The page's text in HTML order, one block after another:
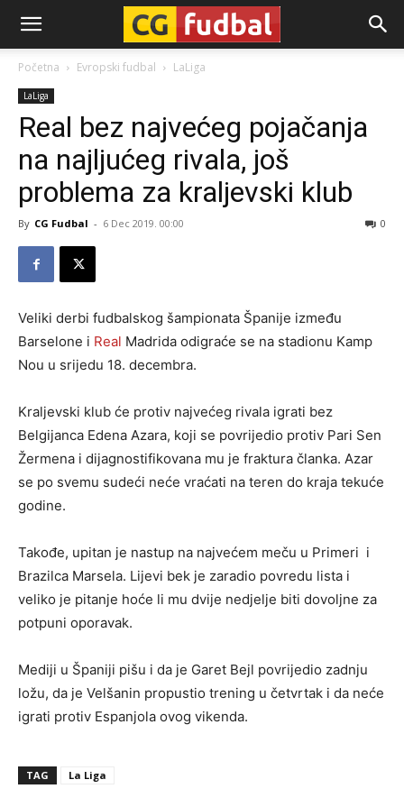
CG-
Fudbal
Početna Evropski fudbal LaLiga
LaLiga
Real bez najvećeg pojačanja
na najljućeg rivala, još
problema za kraljevski klub
By CG Fudbal - 6 Dec 2019. 00:00 0
Veliki derbi fudbalskog šampionata Španije između
Barselone i Real Madrida odigraće se na stadionu Kamp
Nou u srijedu 18. decembra.
Kraljevski klub će protiv najvećeg rivala igrati bez
Belgijanca Edena Azara, koji se povrijedio protiv Pari Sen
Žermena i dijagnostifikovana mu je fraktura članka. Azar
se po svemu sudeći neće vraćati na teren do kraja tekuće
godine.
Takođe, upitan je nastup na najvećem meču u Primeri i
Brazilca Marsela. Lijevi bek je zaradio povredu lista i
veliko je pitanje hoće li mu dvije nedjelje biti dovoljne za
potpuni oporavak.
Mediji u Španiji pišu i da je Garet Bejl povrijedio zadnju
ložu, da je Velšanin propustio trening u četvrtak i da neće
igrati protiv Espanjola ovog vikenda.
TAG La Liga